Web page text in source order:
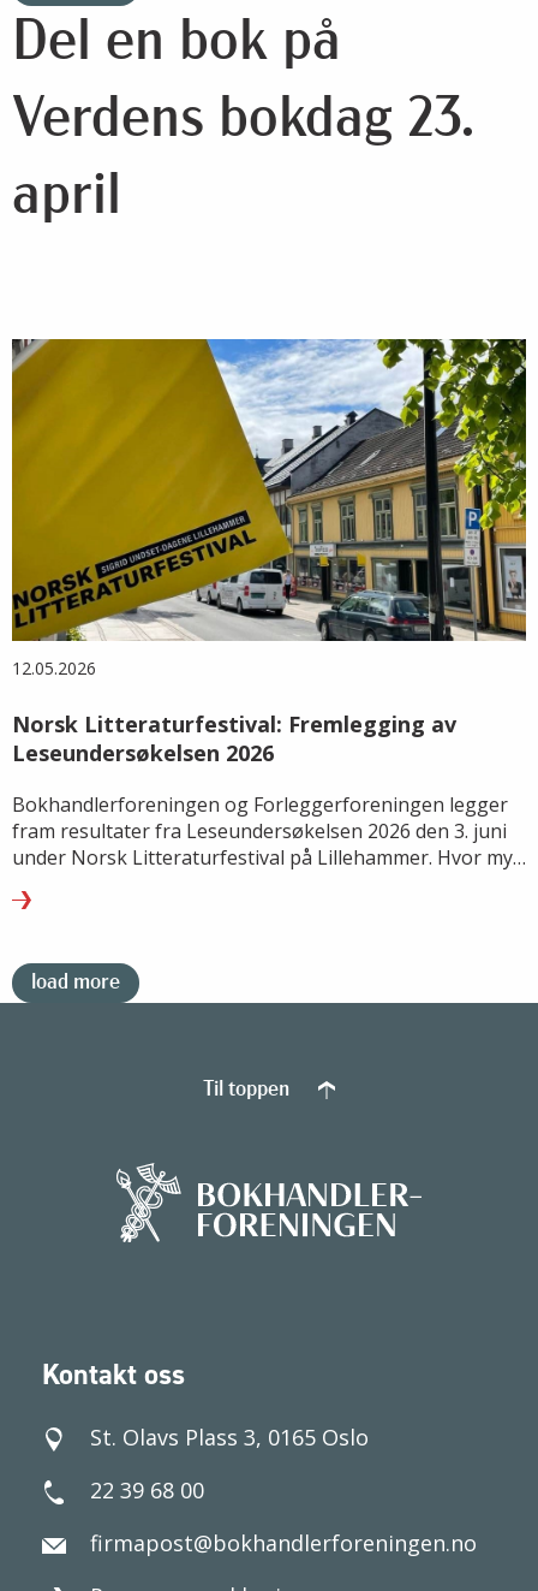
Del en bok på
Verdens bokdag 23.
april
12.05.2026
Norsk Litteraturfestival: Fremlegging av
Leseundersøkelsen 2026
Bokhandlerforeningen og Forleggerforeningen legger
fram resultater fra Leseundersøkelsen 2026 den 3. juni
under Norsk Litteraturfestival på Lillehammer. Hvor mye
seg?
load more
Kontakt oss
St. Olavs Plass 3, 0165 Oslo
22 39 68 00
firmapost@bokhandlerforeningen.no
Til toppen